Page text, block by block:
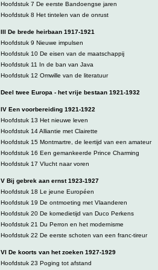
Hoofdstuk 7 De eerste Bandoengse jaren
Hoofdstuk 8 Het tintelen van de onrust
III De brede heirbaan 1917-1921
Hoofdstuk 9 Nieuwe impulsen
Hoofdstuk 10 De eisen van de maatschappij
Hoofdstuk 11 In de ban van Java
Hoofdstuk 12 Omwille van de literatuur
Deel twee Europa - het vrije bestaan 1921-1932
IV Een voorbereiding 1921-1922
Hoofdstuk 13 Het nieuwe leven
Hoofdstuk 14 Alliantie met Clairette
Hoofdstuk 15 Montmartre, de leertijd van een amateur
Hoofdstuk 16 Een gemankeerde Prince Charming
Hoofdstuk 17 Vlucht naar voren
V Bij gebrek aan ernst 1923-1927
Hoofdstuk 18 Le jeune Européen
Hoofdstuk 19 De ontmoeting met Vlaanderen
Hoofdstuk 20 De komedietijd van Duco Perkens
Hoofdstuk 21 Du Perron en het modernisme
Hoofdstuk 22 De eerste schoten van een franc-tireur
VI De koorts van het zoeken 1927-1929
Hoofdstuk 23 Poging tot afstand